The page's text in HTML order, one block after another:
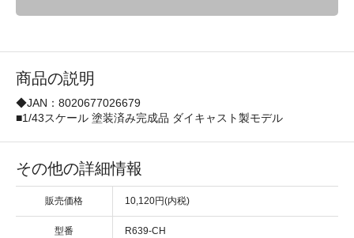
商品の説明
◆JAN：8020677026679
■1/43スケール 塗装済み完成品 ダイキャスト製モデル
その他の詳細情報
販売価格 10,120円(内税)
型番 R639-CH